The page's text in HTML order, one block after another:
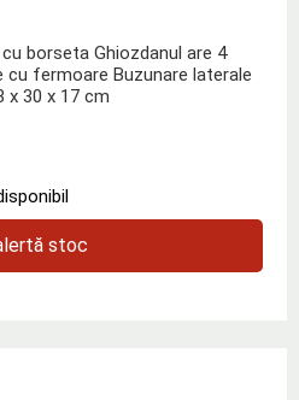
borseta Ghiozdanul are 4
fermoare Buzunare laterale
x 30 x 17 cm
stoc